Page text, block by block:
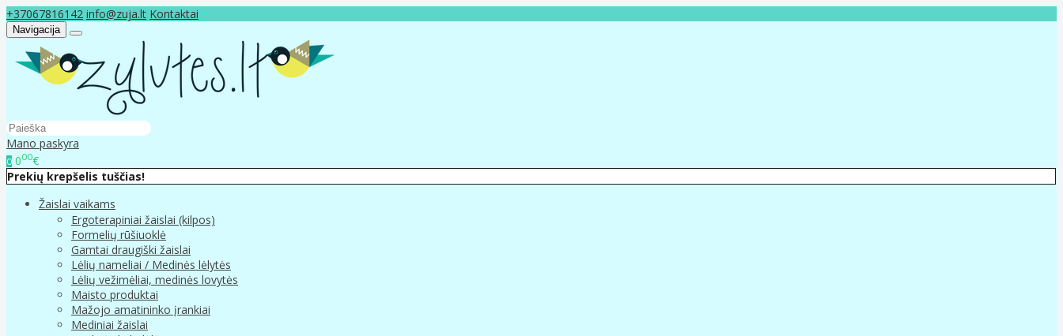
+37067816142 info@zuja.lt Kontaktai
Navigacija
Mano paskyra
0 000€
Prekių krepšelis tuščias!
Žaislai vaikams
Ergoterapiniai žaislai (kilpos)
Formelių rūšiuoklė
Gamtai draugiški žaislai
Lėlių nameliai / Medinės lėlytės
Lėlių vežimėliai, medinės lovytės
Maisto produktai
Mažojo amatininko įrankiai
Mediniai žaislai